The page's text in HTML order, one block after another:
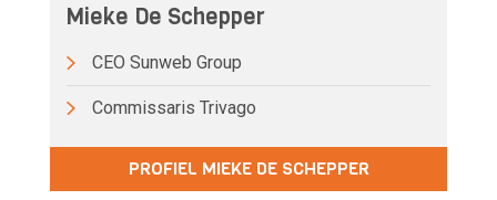
Mieke De Schepper
CEO Sunweb Group
Commissaris Trivago
PROFIEL MIEKE DE SCHEPPER